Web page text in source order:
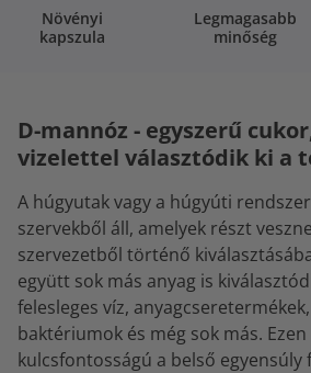
Növényi
kapszula
Legmagasabb
minőség
D-mannóz - egyszerű
vizelettel választódik ki a
A húgyutak vagy a húgyúti
szervekből áll, amelyek részt
szervezetből történő
együtt sok más anyag is
felesleges víz,
baktériumok és még sok más.
kulcsfontosságú a belső